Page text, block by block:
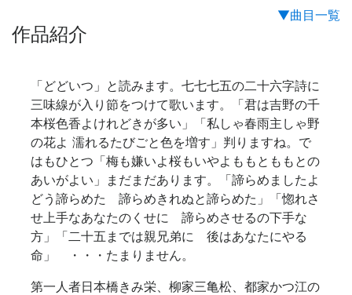
▼曲目一覧
作品紹介
「どどいつ」と読みます。七七七五の二十六字詩に
三味線が入り節をつけて歌います。「君は吉野の千
本桜色香よけれどきが多い」「私しゃ春雨主しゃ野
の花よ 濡れるたびごと色を増す」判りますね。で
はもひとつ「梅も嫌いよ桜もいやよももとももとの
あいがよい」まだまだあります。「諦らめましたよ
どう諦らめた 諦らめきれぬと諦らめた」「惚れさ
せ上手なあなたのくせに 諦らめさせるの下手な
方」「二十五までは親兄弟に 後はあなたにやる
命」 ・・・たまりません。
第一人者日本橋きみ栄、柳家三亀松、都家かつ江の